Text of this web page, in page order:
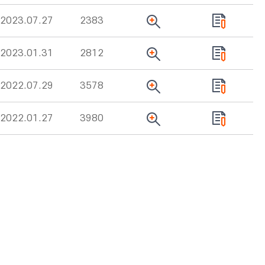
2023.07.27 2383
2023.01.31 2812
2022.07.29 3578
2022.01.27 3980